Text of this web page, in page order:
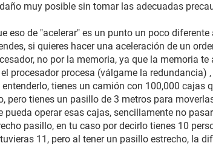
muy posible sin tomar las adecuadas
eso de "acelerar" es un punto un poco diferente
si quieres hacer una aceleración de un
no por la memoria, ya que la memoria
procesador procesa (válgame la redundancia)
tienes un camión con 100,000 cajas
pero tienes un pasillo de 3 metros para
pueda operar esas cajas, sencillamente no
pasillo, en tu caso por decirlo tienes 10
11, pero al tener un pasillo estrecho, la